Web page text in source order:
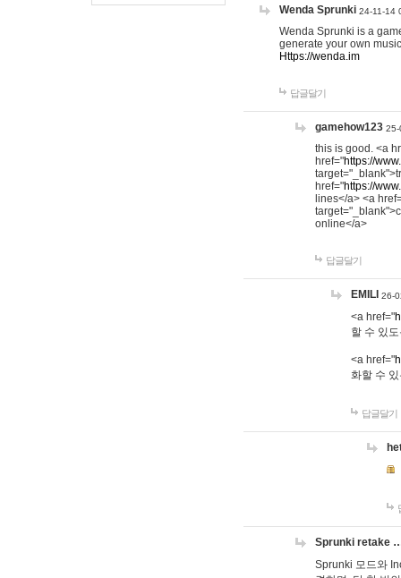
Wenda Sprunki 24-11-14
Wenda Sprunki is a
generate your own
Https://wenda.im
답글달기
gamehow123 25-
this is good. <a
href="https://
href="https://
lines</a> <a
online</a>
답글달기
EMILI 26-
<a href="
할 수 있
<a href="
화할 수
답글달기
Sprunki retake
Sprunki 모드와